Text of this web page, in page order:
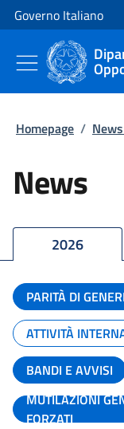
Vai al contenuto
Vai alla navigazione del
Governo Italiano
Homepage /
News
2026
PARITÀ DI
ATTIVITÀ
BANDI E AVVISI
MUTILAZIONI
FORZATI